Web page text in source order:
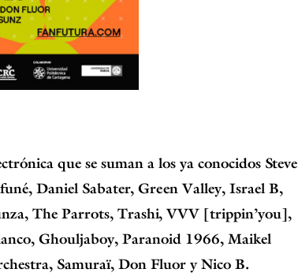
que se suman a los ya conocidos Steve
Daniel Sabater, Green Valley, Israel B,
The Parrots, Trashi, VVV [trippin’you],
Ghouljaboy, Paranoid 1966, Maikel
Samuraï, Don Fluor y Nico B.